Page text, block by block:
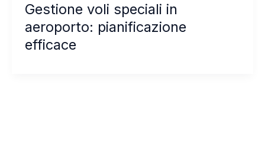
Gestione voli speciali in
aeroporto: pianificazione
efficace